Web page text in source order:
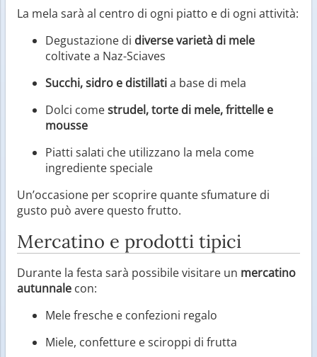
La mela sarà al centro di ogni piatto e di ogni attività:
Degustazione di diverse varietà di mele
coltivate a Naz-Sciaves
Succhi, sidro e distillatia base di mela
Dolci comestrudel, torte di mele, frittelle e
mousse
Piatti salati che utilizzano la mela come
ingrediente speciale
Un’occasione per scoprire quante sfumature di
gusto può avere questo frutto.
Mercatino e prodotti tipici
Durante la festa sarà possibile visitare un mercatino
autunnale con:
Mele fresche e confezioni regalo
Miele, confetture e sciroppi di frutta